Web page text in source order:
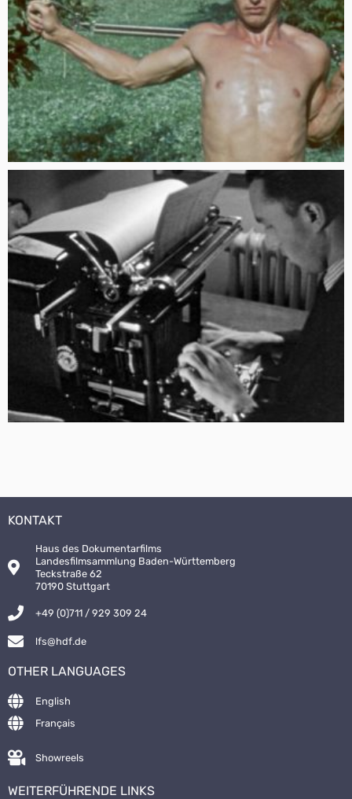
KONTAKT
Haus des Dokumentarfilms
Landesfilmsammlung Baden-Württemberg
Teckstraße 62
70190 Stuttgart
+49 (0)711 / 929 309 24
lfs@hdf.de
OTHER LANGUAGES
English
Français
Showreels
WEITERFÜHRENDE LINKS